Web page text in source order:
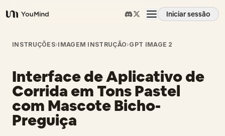
YouMind
Iniciar sessão
Visão geral
Casos de uso
Habilidades
INSTRUÇÕES›IMAGEM INSTRUÇÃO›GPT IMAGE 2
Interface de Aplicativo de
Corrida em Tons Pastel
com Mascote Bicho-
Preguiça